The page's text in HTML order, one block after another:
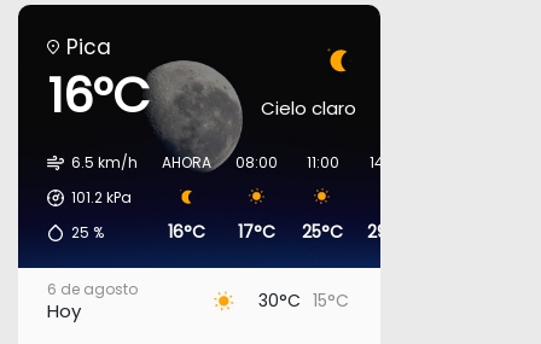
Pica
16°C Cielo claro
6.5 km/h
101.2kPa
25 %
AHORA
16°C
08:00
17°C
11:00
25°C
14:00
29°C
6 de agosto
Hoy 30°C 15°C